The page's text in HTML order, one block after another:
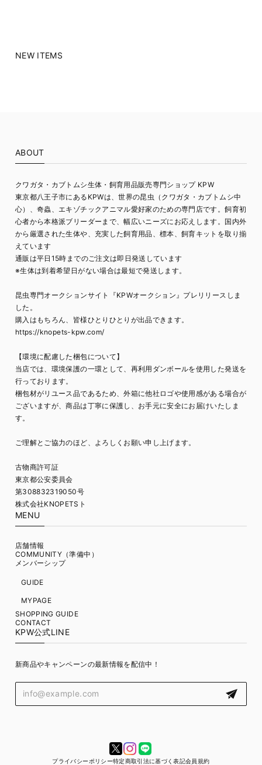
NEW ITEMS
ABOUT
クワガタ・カブトムシ生体・飼育用品販売専門ショップ KPW
東京都八王子市にあるKPWは、世界の昆虫（クワガタ・カブトムシ中
心）、奇蟲、エキゾチックアニマル愛好家のための専門店です。飼育初
心者から本格派ブリーダーまで、幅広いニーズにお応えします。国内外
から厳選された生体や、充実した飼育用品、標本、飼育キットを取り揃
えています
通販は平日15時までのご注文は即日発送しています
※生体は到着希望日がない場合は最短で発送します。
昆虫専門オークションサイト『KPWオークション』プレリリースしま
した。
購入はもちろん、皆様ひとりひとりが出品できます。
https://knopets-kpw.com/
【環境に配慮した梱包について】
当店では、環境保護の一環として、再利用ダンボールを使用した発送を
行っております。
梱包材がリユース品であるため、外箱に他社ロゴや使用感がある場合が
ございますが、商品は丁寧に保護し、お手元に安全にお届けいたしま
す。
ご理解とご協力のほど、よろしくお願い申し上げます。
古物商許可証
東京都公安委員会
第308832319050号
株式会社KNOPETSト
MENU
店舗情報
COMMUNITY（準備中）
メンバーシップ
GUIDE
MYPAGE
SHOPPING GUIDE
CONTACT
KPW公式LINE
新商品やキャンペーンの最新情報を配信中！
プライバシーポリシー特定商取引法に基づく表記会員規約